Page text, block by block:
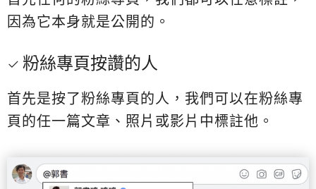
因為它本身就是公開的。
粉絲專頁按讚的人
首先是按了粉絲專頁的人，我們可以在粉絲專
頁的任一篇文章、照片或影片中標註他。